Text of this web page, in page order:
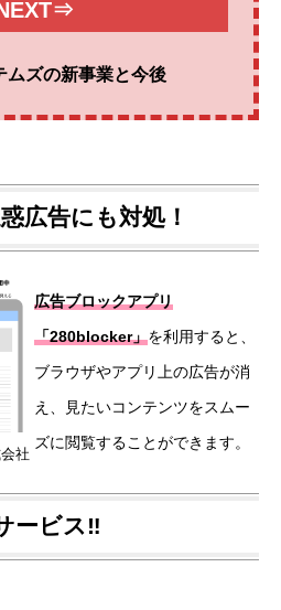
ムズの新事業と今後
広告にも対処！
社
広告ブロックアプリ
「280blocker」を利用すると、
ブラウザやアプリ上の広告が消
え、見たいコンテンツをスムー
ズに閲覧することができます。
ービス‼